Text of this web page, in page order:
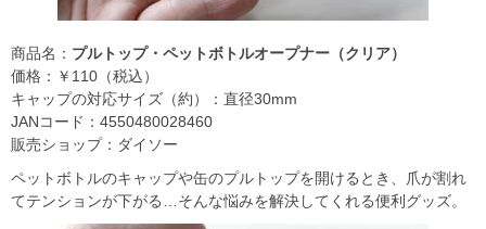
商品名： プルトップ・ペットボトルオープナー（クリア）
価格：￥110（税込）
キャップの対応サイズ（約）：直径30mm
JANコード：4550480028460
販売ショップ：ダイソー
ペットボトルのキャップや缶のプルトップを開けるとき、爪が割れ
てテンションが下がる…そんな悩みを解決してくれる便利グッズ。